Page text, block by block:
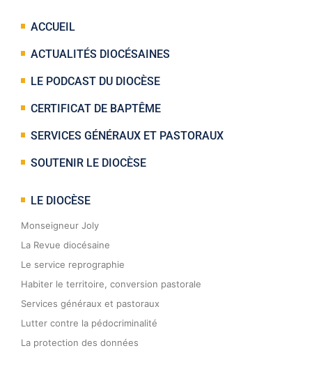
ACCUEIL
ACTUALITÉS DIOCÉSAINES
LE PODCAST DU DIOCÈSE
CERTIFICAT DE BAPTÊME
SERVICES GÉNÉRAUX ET PASTORAUX
SOUTENIR LE DIOCÈSE
LE DIOCÈSE
Monseigneur Joly
La Revue diocésaine
Le service reprographie
Habiter le territoire, conversion pastorale
Services généraux et pastoraux
Lutter contre la pédocriminalité
La protection des données